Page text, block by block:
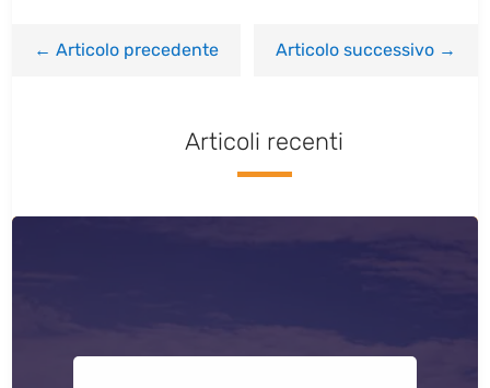
←Articolo precedente Articolo successivo→
Articoli recenti